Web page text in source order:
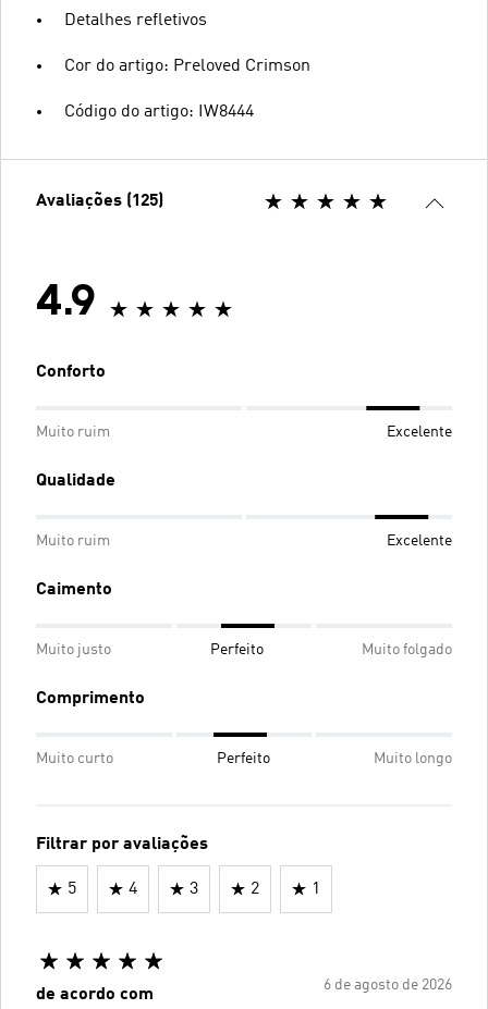
Detalhes refletivos
Cor do artigo: Preloved Crimson
Código do artigo: IW8444
Avaliações (125)
4.9
Conforto
Muito ruim Excelente
Qualidade
Muito ruim Excelente
Caimento
Muito justo Perfeito Muito folgado
Comprimento
Muito curto Perfeito Muito longo
Filtrar por avaliações
5 4 3 2 1
6 de agosto de 2026
de acordo com